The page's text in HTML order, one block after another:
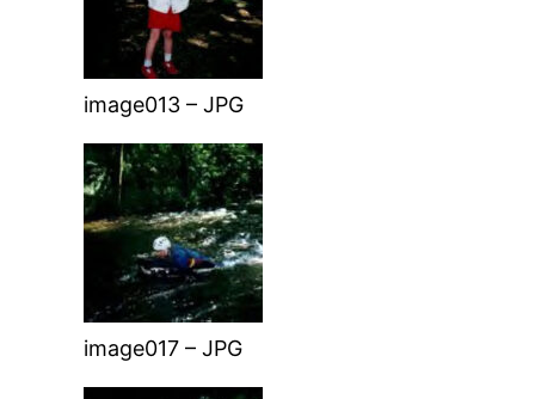
image013 – JPG
image017 – JPG